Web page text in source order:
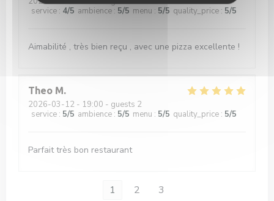
service : 4/5 ambience : 5/5 menu : 5/5 quality_price : 5/5
Aimabilité , très bien reçu , avec une pizza excellente !
Theo M
2026-03-12 - 19:00 - guests 2
service : 5/5 ambience : 5/5 menu : 5/5 quality_price : 5/5
Parfait très bon restaurant
1 2 3